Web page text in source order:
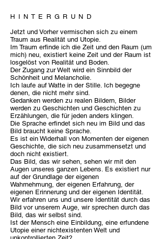
H I N T E R G R U N D
Jetzt und Vorher vermischen sich zu einem
Traum aus Realität und Utopie.
Im Traum erfinde ich die Zeit und den Raum (um
mich) neu, existiert keine Zeit und der Raum ist
losgelöst von Realität und Boden.
Der Zugang zur Welt wird ein Sinnbild der
Schönheit und Melancholie.
Ich laufe auf Watte in der Stille. Ich begegne
denen, die nicht mehr sind.
Gedanken werden zu realen Bildern, Bilder
werden zu Geschichten und Geschichten zu
Erzählungen, die für jeden anders klingen.
Die Sprache erfindet sich neu im Bild und das
Bild braucht keine Sprache.
Es ist ein Widerhall von Momenten der eigenen
Geschichte, die sich neu zusammensetzt und
doch nicht existiert.
Das Bild, das wir sehen, sehen wir mit den
Augen unseres ganzen Lebens. Es existiert nur
auf der Grundlage der eigenen
Wahrnehmung, der eigenen Erfahrung, der
eigenen Erinnerung und der eigenen Identität.
Wir erfahren uns und unsere Identität durch das
Bild vor unserem Auge, wir sprechen durch das
Bild, das wir selbst sind.
Ist der Mensch eine Einbildung, eine erfundene
Utopie einer nichtexistenten Welt und